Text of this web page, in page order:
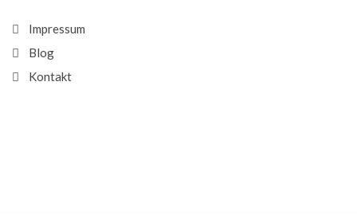
Impressum
Blog
Kontakt